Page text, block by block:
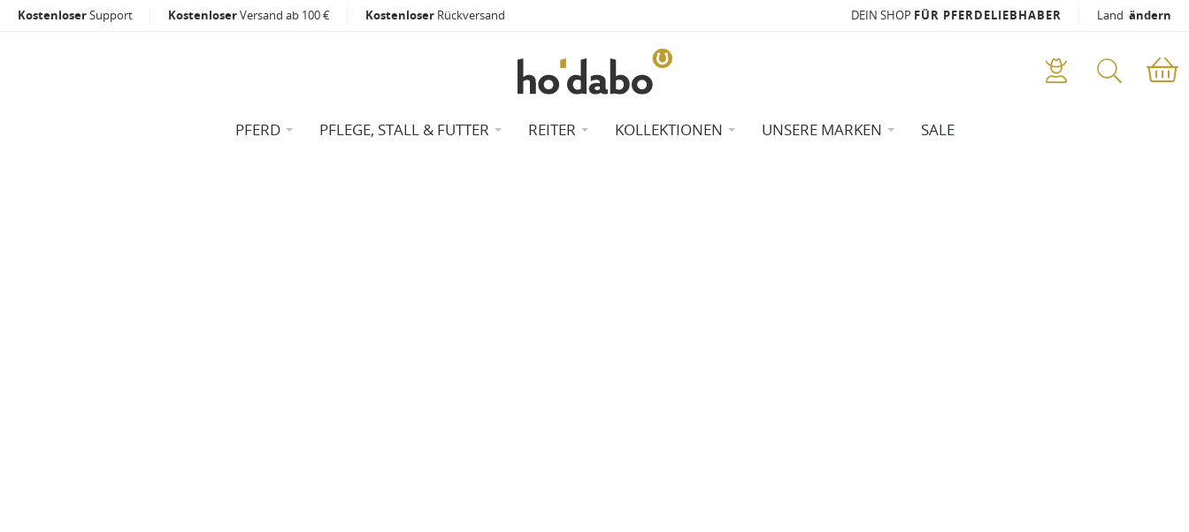
KostenloserSupport KostenloserVersand ab 100 € Kostenloser Rückversand DEIN SHOP FÜR PFERDELIEBHABER Land ändern
PFERD PFLEGE, STALL & FUTTER REITER KOLLEKTIONEN UNSERE MARKEN SALE